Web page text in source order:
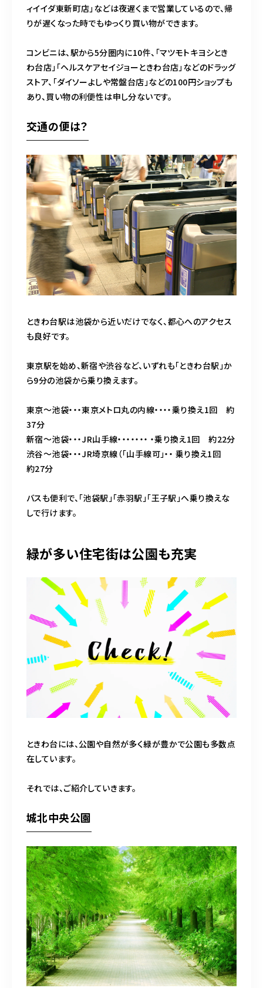
ィイイダ東新町店」などは夜遅くまで営業しているので、帰
りが遅くなった時でもゆっくり買い物ができます。
コンビニは、駅から5分圏内に10件、「マツモトキヨシとき
わ台店」「ヘルスケアセイジョーときわ台店」などのドラッグ
ストア、「ダイソーよしや常盤台店」などの100円ショップも
あり、買い物の利便性は申し分ないです。
交通の便は？
ときわ台駅は池袋から近いだけでなく、都心へのアクセス
も良好です。
東京駅を始め、新宿や渋谷など、いずれも「ときわ台駅」か
ら9分の池袋から乗り換えます。
東京～池袋・・・東京メトロ丸の内線・・・・乗り換え1回 約
37分
新宿～池袋・・・JR山手線・・・・・・・ ・乗り換え1回 約22分
渋谷～池袋・・・JR埼京線（「山手線可」・・ 乗り換え1回
約27分
バスも便利で、「池袋駅」「赤羽駅」「王子駅」へ乗り換えな
しで行けます。
緑が多い住宅街は公園も充実
ときわ台には、公園や自然が多く緑が豊かで公園も多数点
在しています。
それでは、ご紹介していきます。
城北中央公園